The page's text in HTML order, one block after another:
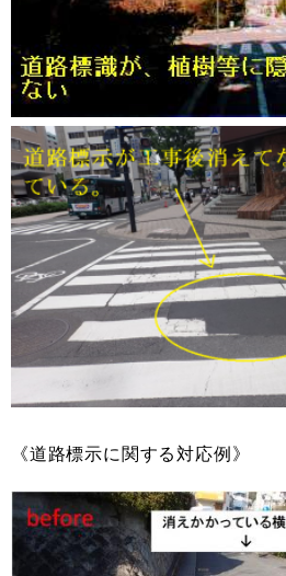
《道路標示に関する対応例》